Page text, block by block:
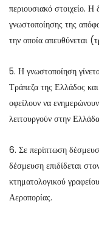
περιουσιακό στοιχείο.
γνωστοποίησης της
την οποία απευθύνεται
5. Η γνωστοποίηση
Τράπεζα της Ελλάδος
οφείλουν να
λειτουργούν στην
6. Σε περίπτωση
δέσμευση επιδίδεται
κτηματολογικού
Αεροπορίας.